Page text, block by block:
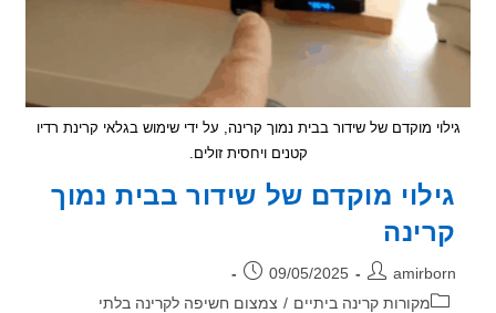
מוקדם של שידור בבית נמוך קרינה, על ידי שימוש בגלאי קרינת רדיו
קטנים ויחסית זולים.
מוקדם של שידור בבית נמוך
פורסם:
09/05/2025
מקורות קרינה ביתיים / צמצום חשיפה לקרינה בלתי